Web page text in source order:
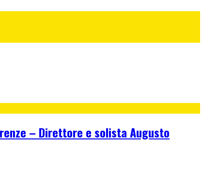
– Direttore e solista Augusto